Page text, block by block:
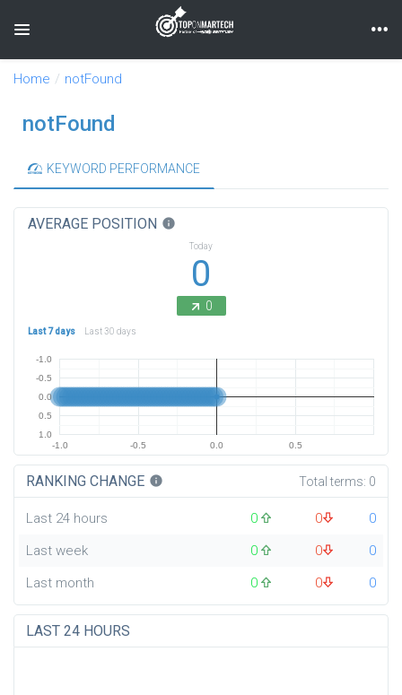
Toggle navigation
Home notFound
notFound
KEYWORD PERFORMANCE
AVERAGE POSITION info
Today
0
0
Last 7 days Last 30 days
-1.0 -0.5 0.0 0.5
-1.0
-0.5
0.0
0.5
1.0
RANKING CHANGE info Total terms: 0
Last 24 hours 0 0
0
Last week
0 0
0
Last month
0 0 0
LAST 24 HOURS